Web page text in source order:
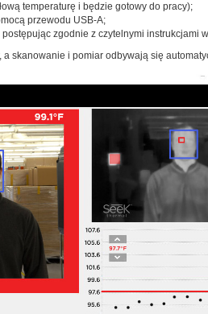
temperaturę i będzie gotowy do pracy);
przewodu USB-A;
zgodnie z czytelnymi instrukcjami
a skanowanie i pomiar odbywają się